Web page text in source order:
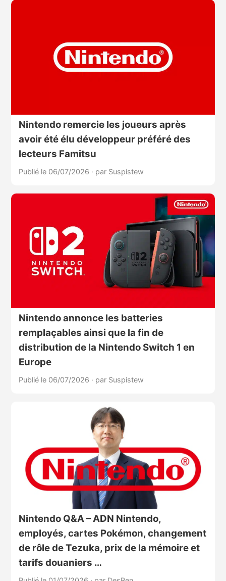
Nintendo remercie les joueurs après
avoir été élu développeur préféré des
lecteurs Famitsu
Publié le 06/07/2026 · par Suspistew
Nintendo annonce les batteries
remplaçables ainsi que la fin de
distribution de la Nintendo Switch 1 en
Europe
Publié le 06/07/2026 · par Suspistew
Nintendo Q&A – ADN Nintendo,
employés, cartes Pokémon, changement
de rôle de Tezuka, prix de la mémoire et
tarifs douaniers …